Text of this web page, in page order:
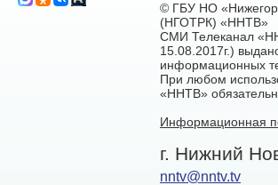
© ГБУ НО
(НГОТРК) «ННТВ»
СМИ Телеканал
15.08.2017г.)
информационных
При любом
«ННТВ»
Информационная
г. Нижний
nntv@nntv.tv